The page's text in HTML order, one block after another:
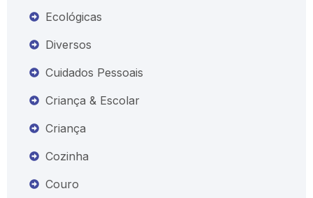
Ecológicas
Diversos
Cuidados Pessoais
Criança & Escolar
Criança
Cozinha
Couro